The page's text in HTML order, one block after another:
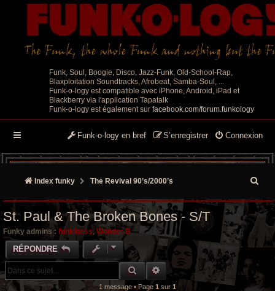
Funk, Soul, Boogie, Disco, Jazz-Funk, Old-School-Rap,
Blaxploitation Soundtracks, Afrobeat, Samba-Soul, ...
Funk-o-logy est compatible avec iPhone, Android, iPad et
Blackberry via l'application Tapatalk
Funk-o-logy est également sur facebook.com/forum.funkology
Connexion
S’enregistrer
Funk-o-logy en bref
Index funky The Revival 90’s/2000’s
e
r
St. Paul & The Broken Bones - S/T
Funky admins : funkiness, Wonder B
RÉPONDRE
RECHERCHE GROOVY
RECHERCHE AVANCÉE
1 message • Page 1 sur 1